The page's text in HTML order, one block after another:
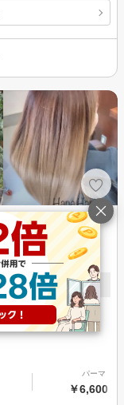
パーマ
￥6,600～